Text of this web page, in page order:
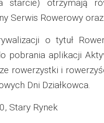
starcie) otrzymają
Serwis Rowerowy
o tytuł
pobrania aplikacji
rowerzystki i
Dni Działkowca.
Stary Rynek